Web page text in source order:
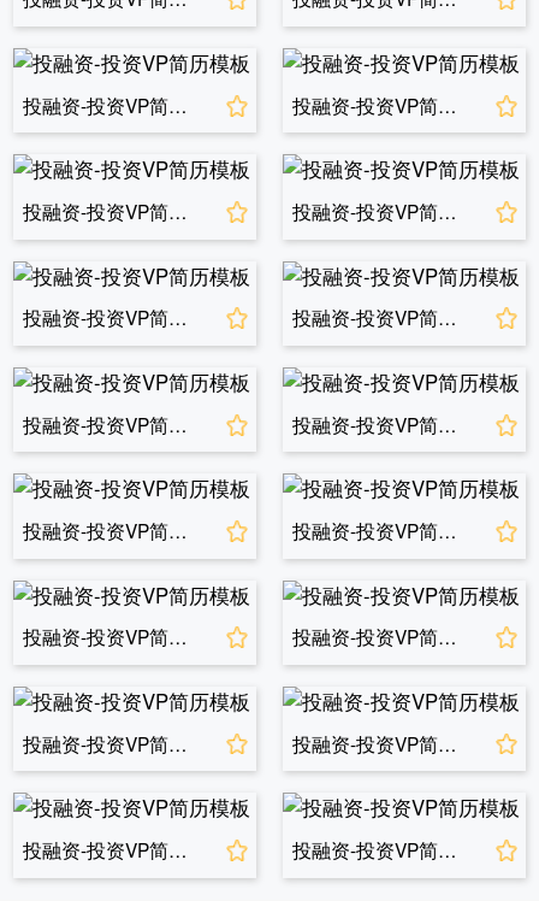
投融资-投资VP简历模板 投融资-投资VP简历模板
投融资-投资VP简历模板 投融资-投资VP简历模板
投融资-投资VP简历模板 投融资-投资VP简历模板
投融资-投资VP简历模板 投融资-投资VP简历模板
投融资-投资VP简历模板 投融资-投资VP简历模板
投融资-投资VP简历模板 投融资-投资VP简历模板
投融资-投资VP简历模板 投融资-投资VP简历模板
投融资-投资VP简历模板 投融资-投资VP简历模板